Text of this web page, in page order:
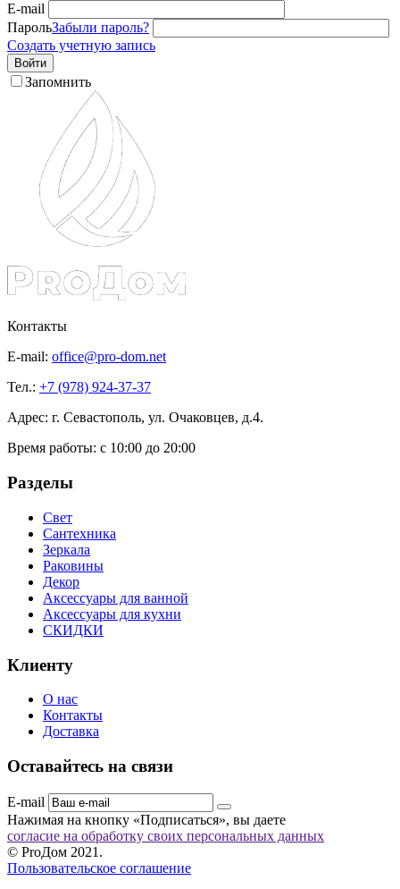
E-mail
ПарольЗабыли пароль?
Создать учетную запись
Войти
Запомнить
Контакты
E-mail: office@pro-dom.net
Тел.: +7 (978) 924-37-37
Адрес: г. Севастополь, ул. Очаковцев, д.4.
Время работы: с 10:00 до 20:00
Разделы
Свет
Сантехника
Зеркала
Раковины
Декор
Аксессуары для ванной
Аксессуары для кухни
СКИДКИ
Клиенту
О нас
Контакты
Доставка
Оставайтесь на связи
E-mail
Нажимая на кнопку «Подписаться», вы даете
согласие на обработку своих персональных данных
© ProДом 2021.
Пользовательское соглашение